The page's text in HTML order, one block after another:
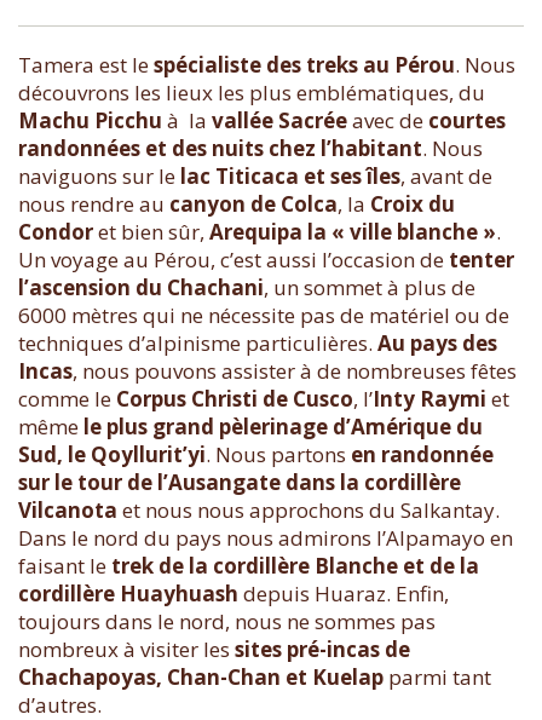
Tamera est lespécialiste des treks au Pérou. Nous
découvrons les lieux les plus emblématiques, du
Machu Picchu à la vallée Sacréeavec de courtes
randonnées et des nuits chez l’habitant. Nous
naviguons sur le lac Titicaca et ses îles, avant de
nous rendre au canyon de Colca, la Croix du
Condoret bien sûr, Arequipa la « ville blanche ».
Un voyage au Pérou, c’est aussi l’occasion de tenter
l’ascension du Chachani, un sommet à plus de
6000 mètres qui ne nécessite pas de matériel ou de
techniques d’alpinisme particulières. Au pays des
Incas, nous pouvons assister à de nombreuses fêtes
comme le Corpus Christi de Cusco, l’Inty Raymi et
même le plus grand pèlerinage d’Amérique du
Sud, le Qoyllurit’yi. Nous partons en randonnée
sur le tour de l’Ausangate dans la cordillère
Vilcanota et nous nous approchons du Salkantay.
Dans le nord du pays nous admirons l’Alpamayo en
faisant le trek de la cordillère Blanche et de la
cordillère Huayhuash depuis Huaraz. Enfin,
toujours dans le nord, nous ne sommes pas
nombreux à visiter les sites pré-incas de
Chachapoyas, Chan-Chan et Kuelap parmi tant
d’autres.